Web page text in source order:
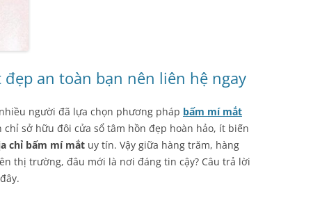
an toàn bạn nên liên hệ ngay
người đã lựa chọn phương pháp bấm mí mắt
sở hữu đôi cửa sổ tâm hồn đẹp hoàn hảo, ít biến
chỉ bấm mí mắt uy tín. Vậy giữa hàng trăm, hàng
thị trường, đâu mới là nơi đáng tin cậy? Câu trả lời